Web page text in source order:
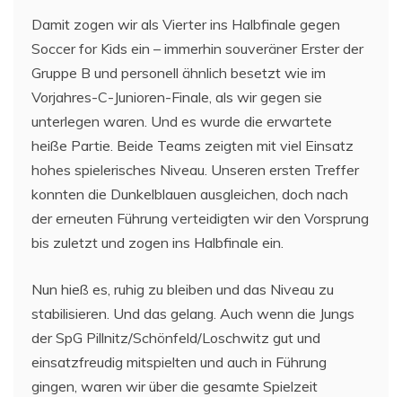
Damit zogen wir als Vierter ins Halbfinale gegen
Soccer for Kids ein – immerhin souveräner Erster der
Gruppe B und personell ähnlich besetzt wie im
Vorjahres-C-Junioren-Finale, als wir gegen sie
unterlegen waren. Und es wurde die erwartete
heiße Partie. Beide Teams zeigten mit viel Einsatz
hohes spielerisches Niveau. Unseren ersten Treffer
konnten die Dunkelblauen ausgleichen, doch nach
der erneuten Führung verteidigten wir den Vorsprung
bis zuletzt und zogen ins Halbfinale ein.
Nun hieß es, ruhig zu bleiben und das Niveau zu
stabilisieren. Und das gelang. Auch wenn die Jungs
der SpG Pillnitz/Schönfeld/Loschwitz gut und
einsatzfreudig mitspielten und auch in Führung
gingen, waren wir über die gesamte Spielzeit